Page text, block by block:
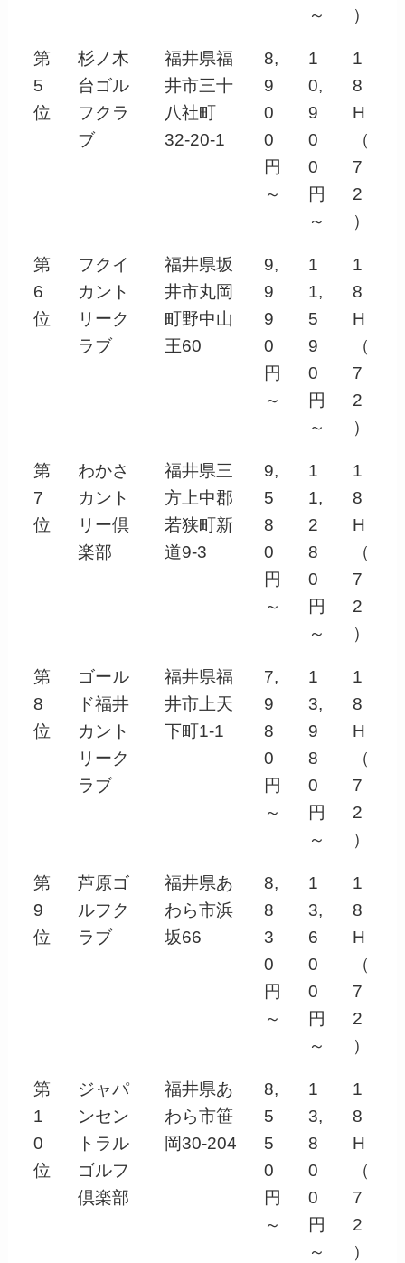
～ ）
第
5
位
杉ノ木
台ゴル
フクラ
ブ
福井県福
井市三十
八社町
32-20-1
8,
9
0
0
円
～
1
0,
9
0
0
円
～
1
8
H
（
7
2
）
第
6
位
フクイ
カント
リーク
ラブ
福井県坂
井市丸岡
町野中山
王60
9,
9
9
0
円
～
1
1,
5
9
0
円
～
1
8
H
（
7
2
）
第
7
位
わかさ
カント
リー倶
楽部
福井県三
方上中郡
若狭町新
道9-3
9,
5
8
0
円
～
1
1,
2
8
0
円
～
1
8
H
（
7
2
）
第
8
位
ゴール
ド福井
カント
リーク
ラブ
福井県福
井市上天
下町1-1
7,
9
8
0
円
～
1
3,
9
8
0
円
～
1
8
H
（
7
2
）
第
9
位
芦原ゴ
ルフク
ラブ
福井県あ
わら市浜
坂66
8,
8
3
0
円
～
1
3,
6
0
0
円
～
1
8
H
（
7
2
）
第
1
0
位
ジャパ
ンセン
トラル
ゴルフ
倶楽部
福井県あ
わら市笹
岡30-204
8,
5
5
0
円
～
1
3,
8
0
0
円
～
1
8
H
（
7
2
）